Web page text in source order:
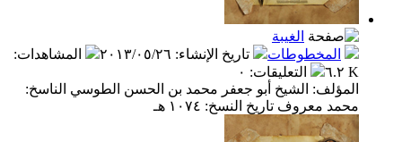
الغيبة
المخطوطات
تاريخ الإنشاء: ٢٠١٣/٠٥/٢٦ المشاهدات:
٦.٢ K
التعليقات: ٠
المؤلف: الشيخ أبو جعفر محمد بن الحسن الطوسي الناسخ:
محمد معروف تاريخ النسخ: ١٠٧٤ هـ